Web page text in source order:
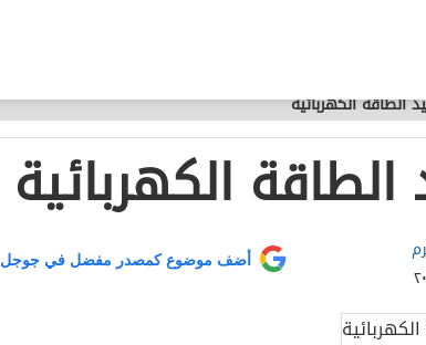
الطاقة الكهربائية
الكهربائية
أضف موضوع كمصدر مفضل في جوجل